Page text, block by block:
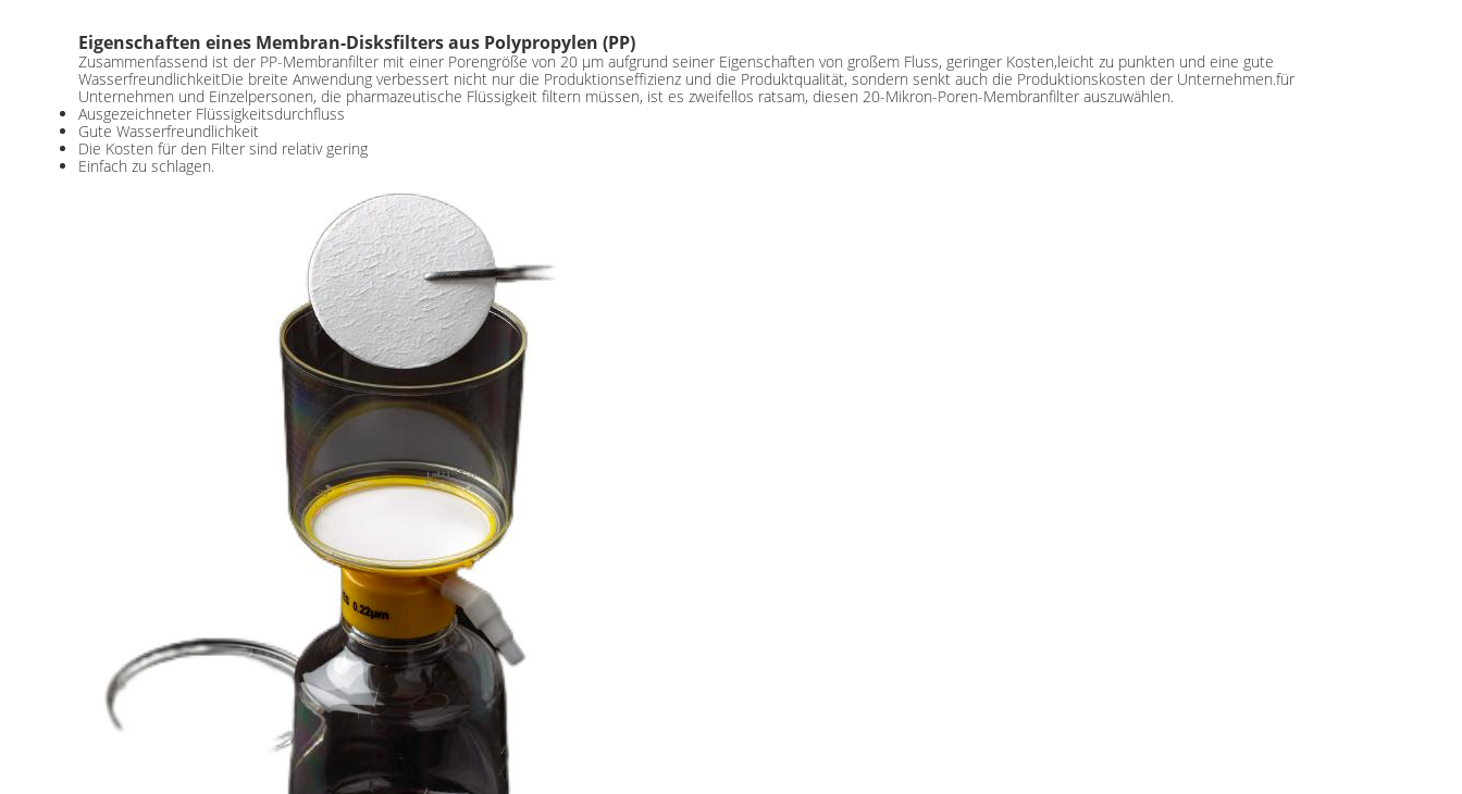
Eigenschaften eines Membran-Disksfilters aus Polypropylen (PP)
Zusammenfassend ist der PP-Membranfilter mit einer Porengröße von 20 μm aufgrund seiner Eigenschaften von großem Fluss, geringer Kosten,leicht zu punkten und eine gute
WasserfreundlichkeitDie breite Anwendung verbessert nicht nur die Produktionseffizienz und die Produktqualität, sondern senkt auch die Produktionskosten der Unternehmen.für
Unternehmen und Einzelpersonen, die pharmazeutische Flüssigkeit filtern müssen, ist es zweifellos ratsam, diesen 20-Mikron-Poren-Membranfilter auszuwählen.
Ausgezeichneter Flüssigkeitsdurchfluss
Gute Wasserfreundlichkeit
Die Kosten für den Filter sind relativ gering
Einfach zu schlagen.